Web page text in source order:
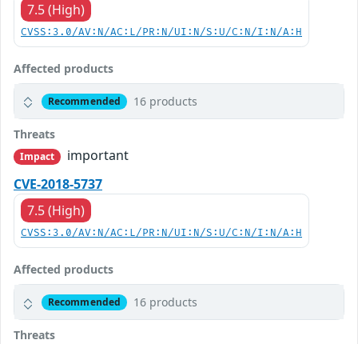
7.5 (High)
CVSS:3.0/AV:N/AC:L/PR:N/UI:N/S:U/C:N/I:N/A:H
Affected products
Recommended 16 products
Threats
Impact
important
CVE-2018-5737
7.5 (High)
CVSS:3.0/AV:N/AC:L/PR:N/UI:N/S:U/C:N/I:N/A:H
Affected products
Recommended 16 products
Threats